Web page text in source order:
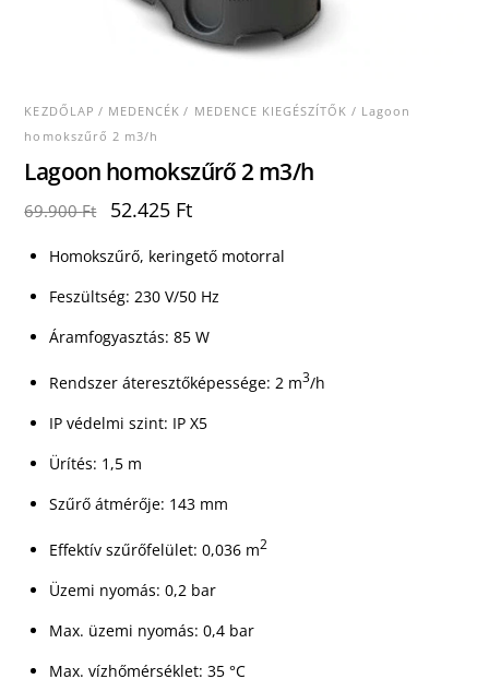
KEZDŐLAP / MEDENCÉK / MEDENCE KIEGÉSZÍTŐK / Lagoon
homokszűrő 2 m3/h
Lagoon homokszűrő 2 m3/h
69.900Ft
Original
was:
69.900 Ft.
52.425 FtCurrent
is:
Homokszűrő, keringető motorral
Feszültség: 230 V/50 Hz
Áramfogyasztás: 85 W
Rendszer áteresztőképessége: 2 m3/h
IP védelmi szint: IP X5
Ürítés: 1,5 m
Szűrő átmérője: 143 mm
Effektív szűrőfelület: 0,036 m2
Üzemi nyomás: 0,2 bar
Max. üzemi nyomás: 0,4 bar
Max. vízhőmérséklet: 35 °C